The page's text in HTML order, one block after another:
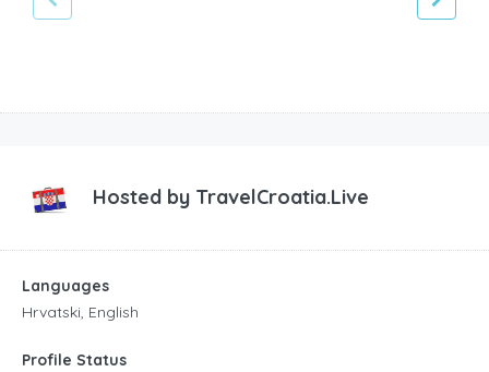
Hosted by TravelCroatia.Live
Languages
Hrvatski, English
Profile Status